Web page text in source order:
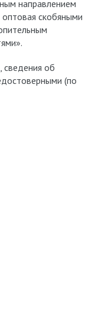
направлением
оптовая скобяными
сведения об
(по